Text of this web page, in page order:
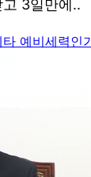
예비세력인